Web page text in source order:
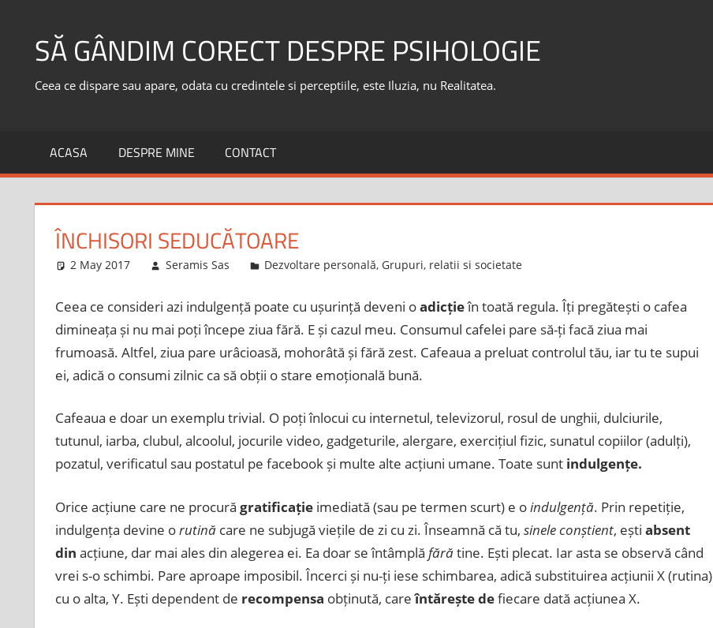
contentSĂ GÂNDIM CORECT DESPRE PSIHOLOGIE
Ceea ce dispare sau apare, odata cu credintele si perceptiile, este Iluzia, nu Realitatea.
ACASA DESPRE MINE CONTACT
ÎNCHISORI SEDUCĂTOARE
2 May 2017 Seramis Sas Dezvoltare personală, Grupuri, relatii si societate
Ceea ce consideri azi indulgență poate cu ușurință deveni oadicțieîn toată regula. Îți pregătești o cafea
dimineața și nu mai poți începe ziua fără. E și cazul meu. Consumul cafelei pare să-ți facă ziua mai
frumoasă. Altfel, ziua pare urâcioasă, mohorâtă și fără zest. Cafeaua a preluat controlul tău, iar tu te supui
ei, adică o consumi zilnic ca să obții o stare emoțională bună.
Cafeaua e doar un exemplu trivial. O poți înlocui cu internetul, televizorul, rosul de unghii, dulciurile,
tutunul, iarba, clubul, alcoolul, jocurile video, gadgeturile, alergare, exercițiul fizic, sunatul copiilor (adulți),
pozatul, verificatul sau postatul pe facebook și multe alte acțiuni umane. Toate sunt indulgențe.
Orice acțiune care ne procură gratificațieimediată (sau pe termen scurt) e oindulgență. Prin repetiție,
indulgența devine orutinăcare ne subjugă viețile de zi cu zi. Înseamnă că tu, sinele conștient, ești absent
din acțiune, dar mai ales din alegerea ei. Ea doar se întâmplă fărătine. Ești plecat. Iar asta se observă când
vrei s-o schimbi. Pare aproape imposibil. Încerci și nu-ți iese schimbarea, adică substituirea acțiunii X (rutina)
cu o alta, Y. Ești dependent de recompensa obținută, careîntărește defiecare dată acțiunea X.